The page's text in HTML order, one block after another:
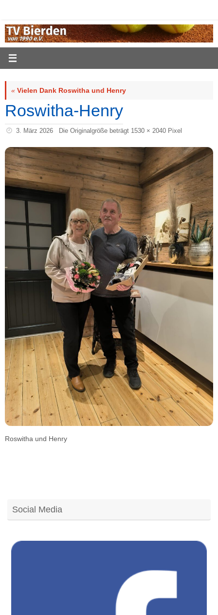
springen
« Vielen Dank Roswitha und Henry
Roswitha-Henry
3. März 2026 Die Originalgröße beträgt 1530 × 2040Pixel
Roswitha und Henry
Social Media